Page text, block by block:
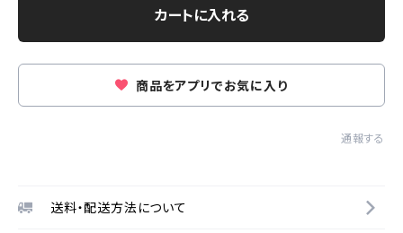
カートに入れる
商品をアプリでお気に入り
通報する
送料・配送方法について